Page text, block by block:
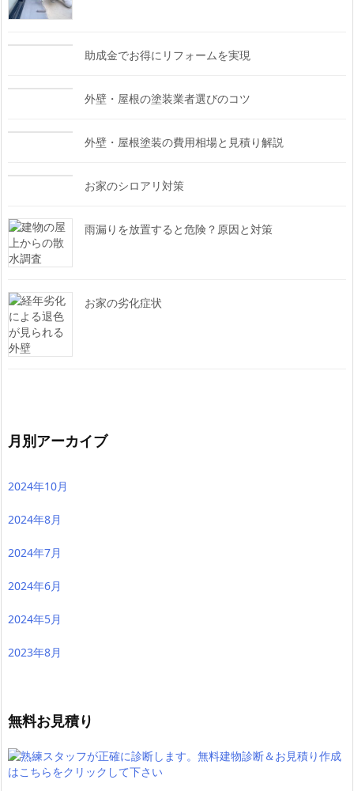
助成金でお得にリフォームを実現
外壁・屋根の塗装業者選びのコツ
外壁・屋根塗装の費用相場と見積り解説
お家のシロアリ対策
雨漏りを放置すると危険？原因と対策
お家の劣化症状
月別アーカイブ
2024年10月
2024年8月
2024年7月
2024年6月
2024年5月
2023年8月
無料お見積り